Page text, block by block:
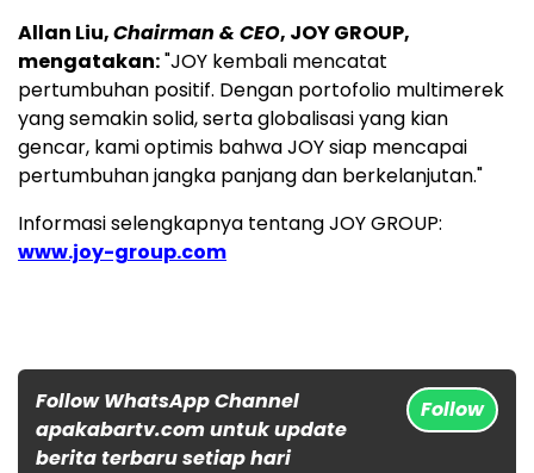
Allan Liu,Chairman & CEO, JOY GROUP,
mengatakan:"JOY kembali mencatat
pertumbuhan positif. Dengan portofolio multimerek
yang semakin solid, serta globalisasi yang kian
gencar, kami optimis bahwa JOY siap mencapai
pertumbuhan jangka panjang dan berkelanjutan."
Informasi selengkapnya tentang JOY GROUP:
www.joy-group.com
Follow WhatsApp Channel
apakabartv.com untuk update
berita terbaru setiap hari
Follow